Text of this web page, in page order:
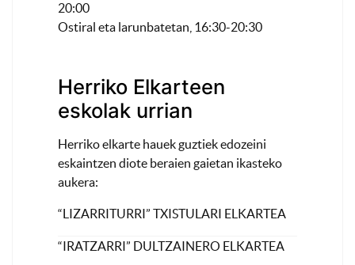
20:00
Ostiral eta larunbatetan, 16:30-20:30
Herriko Elkarteen
eskolak urrian
Herriko elkarte hauek guztiek edozeini
eskaintzen diote beraien gaietan ikasteko
aukera:
“LIZARRITURRI” TXISTULARI ELKARTEA
“IRATZARRI” DULTZAINERO ELKARTEA